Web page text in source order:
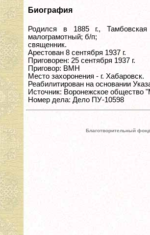
Биография
Родился в 1885 г.,
малограмотный; б/п;
священник.
Арестован 8 сентября 1937 г.
Приговорен: 25 сентября 1937 г.
Приговор: ВМН
Место захоронения - г. Хабаровск.
Реабилитирован на основании
Источник: Воронежское общество
Номер дела: Дело ПУ-10598
Благотворительный